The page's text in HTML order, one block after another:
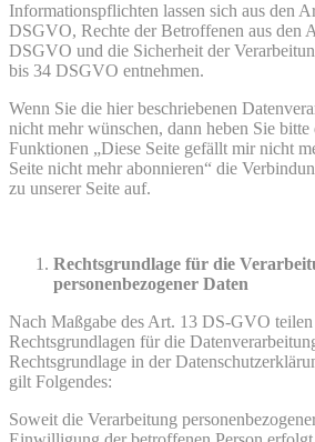
Informationspflichten lassen sich aus den
DSGVO, Rechte der Betroffenen aus den
DSGVO und die Sicherheit der
bis 34 DSGVO entnehmen.
Wenn Sie die hier beschriebenen
nicht mehr wünschen, dann heben Sie
Funktionen „Diese Seite gefällt mir nicht
Seite nicht mehr abonnieren“ die
zu unserer Seite auf.
Rechtsgrundlage für die
personenbezogener Daten
Nach Maßgabe des Art. 13 DS-GVO
Rechtsgrundlagen für die
Rechtsgrundlage in der
gilt Folgendes:
Soweit die Verarbeitung